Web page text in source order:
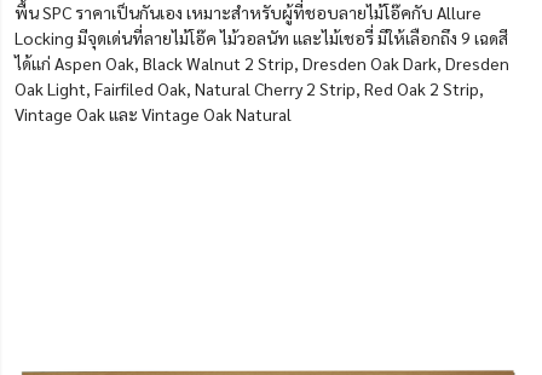
พื้น SPC ราคาเป็นกันเอง เหมาะสำหรับผู้ที่ชอบลายไม้โอ๊คกับ Allure
Locking มีจุดเด่นที่ลายไม้โอ๊ค ไม้วอลนัท และไม้เชอรี่ มีให้เลือกถึง 9 เฉดสี
ได้แก่ Aspen Oak, Black Walnut 2 Strip, Dresden Oak Dark, Dresden
Oak Light, Fairfiled Oak, Natural Cherry 2 Strip, Red Oak 2 Strip,
Vintage Oak และ Vintage Oak Natural